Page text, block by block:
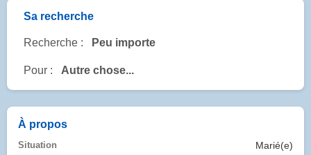
Sa recherche
Recherche : Peu importe
Pour : Autre chose...
À propos
Situation Marié(e)